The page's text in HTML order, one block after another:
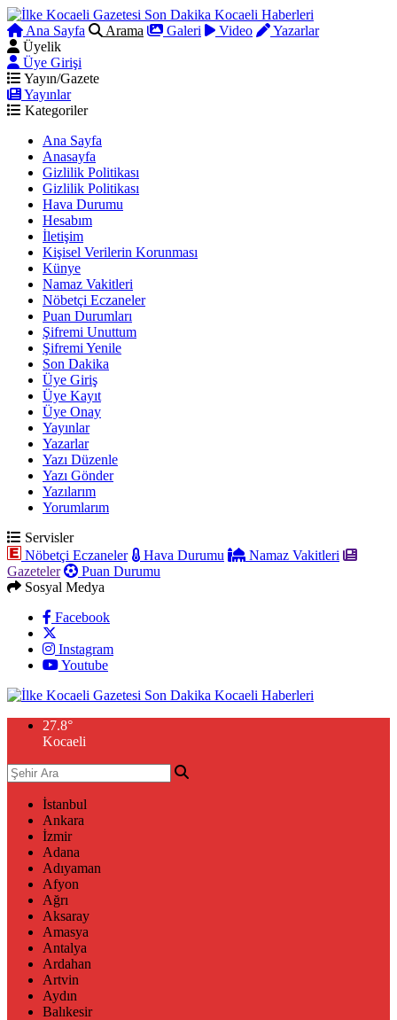
Ana Sayfa Arama Galeri Video
Yazarlar
Üyelik
Üye Girişi
Yayın/Gazete
Yayınlar
Kategoriler
Ana Sayfa
Anasayfa
Gizlilik Politikası
Gizlilik Politikası
Hava Durumu
Hesabım
İletişim
Kişisel Verilerin Korunması
Künye
Namaz Vakitleri
Nöbetçi Eczaneler
Puan Durumları
Şifremi Unuttum
Şifremi Yenile
Son Dakika
Üye Giriş
Üye Kayıt
Üye Onay
Yayınlar
Yazarlar
Yazı Düzenle
Yazı Gönder
Yazılarım
Yorumlarım
Servisler
Nöbetçi Eczaneler
Hava Durumu
Namaz Vakitleri
Gazeteler
Puan Durumu
Sosyal Medya
Facebook
Instagram
Youtube
27.8°
Kocaeli
İstanbul
Ankara
İzmir
Adana
Adıyaman
Afyon
Ağrı
Aksaray
Amasya
Antalya
Ardahan
Artvin
Aydın
Balıkesir